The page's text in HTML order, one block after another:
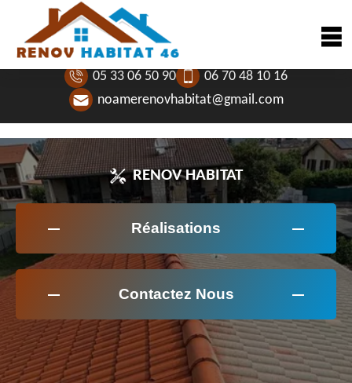
05 33 06 50 90
06 70 48 10 16
noamerenovhabitat@gmail.com
RENOV HABITAT
Réalisations
Contactez Nous